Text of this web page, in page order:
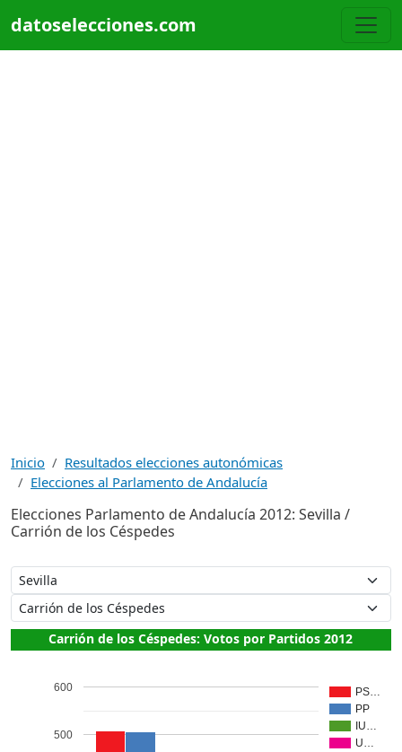
datoselecciones.com
Inicio
Resultados elecciones autonómicas
Elecciones al Parlamento de Andalucía
Elecciones Parlamento de Andalucía 2012: Sevilla /
Carrión de los Céspedes
Carrión de los Céspedes: Votos por Partidos 2012
PS…
PP
IU…
U…
500
600